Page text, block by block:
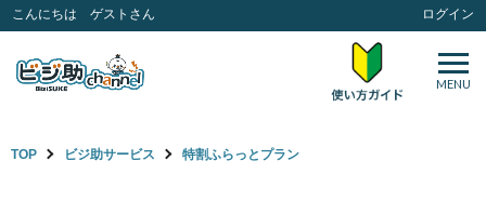
こんにちは ゲストさん ログイン
MENU
TOP ビジ助サービス 特割ふらっとプラン